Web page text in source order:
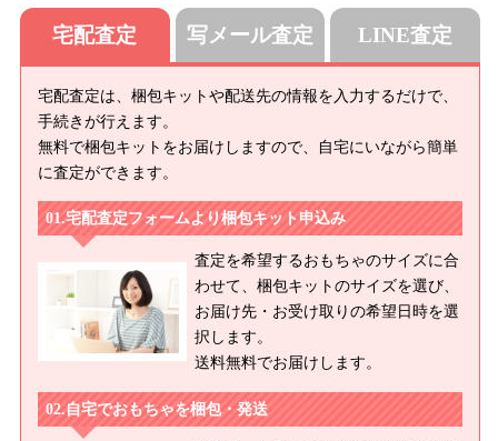
宅配査定
宅配査定は、梱包キットや配送先の情報を入力するだけで、
手続きが行えます。
無料で梱包キットをお届けしますので、自宅にいながら簡単
に査定ができます。
宅配査定フォームより梱包キット申込み
査定を希望するおもちゃのサイズに合
わせて、梱包キットのサイズを選び、
お届け先・お受け取りの希望日時を選
択します。
送料無料でお届けします。
自宅でおもちゃを梱包・発送
写メール査定 LINE査定